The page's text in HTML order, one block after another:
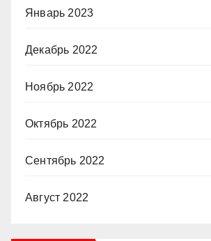
Январь 2023
Декабрь 2022
Ноябрь 2022
Октябрь 2022
Сентябрь 2022
Август 2022